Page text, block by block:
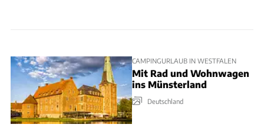
CAMPINGURLAUB IN WESTFALEN
Mit Rad und Wohnwagen
ins Münsterland
Deutschland